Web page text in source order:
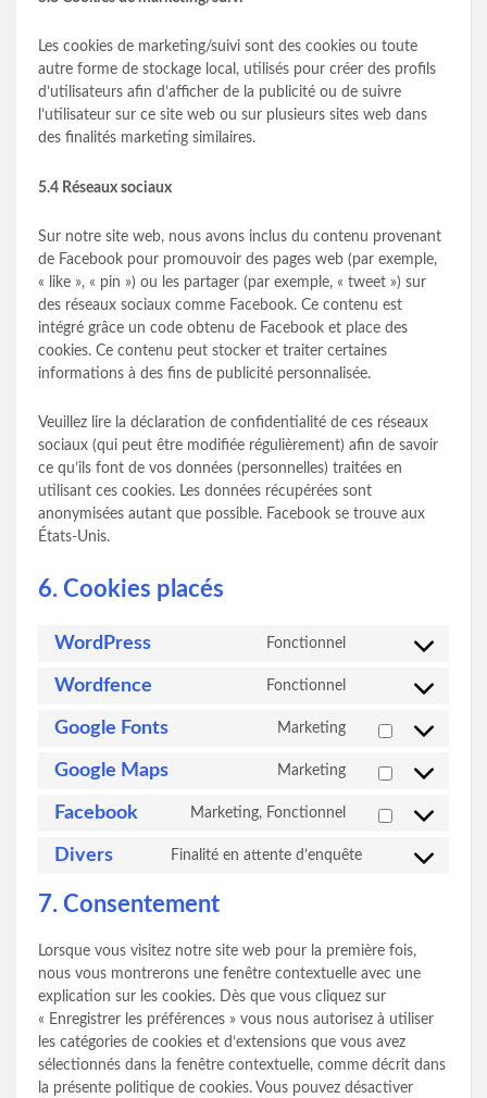
Les cookies de marketing/suivi sont des cookies ou toute
autre forme de stockage local, utilisés pour créer des profils
d’utilisateurs afin d’afficher de la publicité ou de suivre
l’utilisateur sur ce site web ou sur plusieurs sites web dans
des finalités marketing similaires.
5.4 Réseaux sociaux
Sur notre site web, nous avons inclus du contenu provenant
de Facebook pour promouvoir des pages web (par exemple,
« like », « pin ») ou les partager (par exemple, « tweet ») sur
des réseaux sociaux comme Facebook. Ce contenu est
intégré grâce un code obtenu de Facebook et place des
cookies. Ce contenu peut stocker et traiter certaines
informations à des fins de publicité personnalisée.
Veuillez lire la déclaration de confidentialité de ces réseaux
sociaux (qui peut être modifiée régulièrement) afin de savoir
ce qu’ils font de vos données (personnelles) traitées en
utilisant ces cookies. Les données récupérées sont
anonymisées autant que possible. Facebook se trouve aux
États-Unis.
6. Cookies placés
WordPress Fonctionnel
wordpress
Wordfence Fonctionnel
service
wordfence
Google Fonts Marketing
Consent
service
google-
Google Maps Marketing
Consent
service
google-
Facebook Marketing, Fonctionnel
Consent
Divers Finalité en attente d’enquête
Consent
7. Consentement
Lorsque vous visitez notre site web pour la première fois,
nous vous montrerons une fenêtre contextuelle avec une
explication sur les cookies. Dès que vous cliquez sur
« Enregistrer les préférences » vous nous autorisez à utiliser
les catégories de cookies et d’extensions que vous avez
sélectionnés dans la fenêtre contextuelle, comme décrit dans
la présente politique de cookies. Vous pouvez désactiver